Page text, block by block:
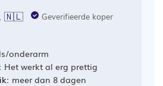
🇳🇱
Geverifieerde koper
onderarm
Het werkt al erg prettig
meer dan 8 dagen